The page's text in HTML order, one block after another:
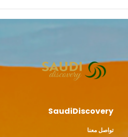
SaudiDiscovery
تواصل معنا